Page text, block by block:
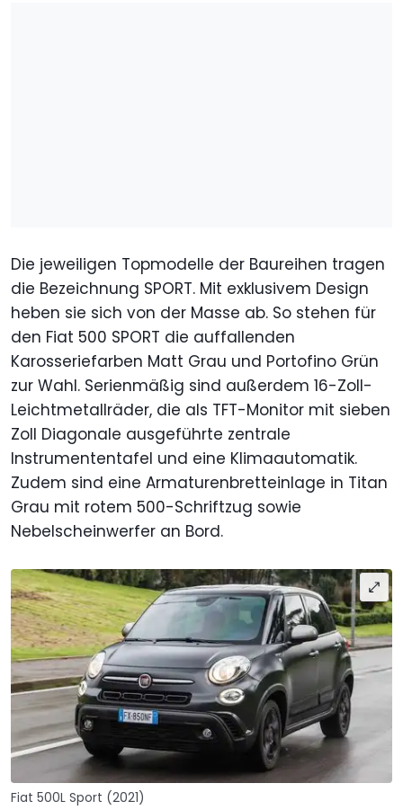
Die jeweiligen Topmodelle der Baureihen tragen
die Bezeichnung SPORT. Mit exklusivem Design
heben sie sich von der Masse ab. So stehen für
den Fiat 500 SPORT die auffallenden
Karosseriefarben Matt Grau und Portofino Grün
zur Wahl. Serienmäßig sind außerdem 16-Zoll-
Leichtmetallräder, die als TFT-Monitor mit sieben
Zoll Diagonale ausgeführte zentrale
Instrumententafel und eine Klimaautomatik.
Zudem sind eine Armaturenbretteinlage in Titan
Grau mit rotem 500-Schriftzug sowie
Nebelscheinwerfer an Bord.
Fiat 500L Sport (2021)